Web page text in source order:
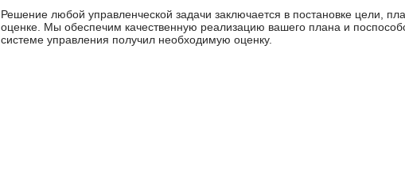
Решение любой управленческой задачи заключается в постановке цели,
оценке. Мы обеспечим качественную реализацию вашего плана и
системе управления получил необходимую оценку.